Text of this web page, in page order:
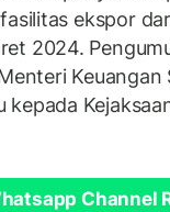
ekspor
2024.
Keuangan
Channel